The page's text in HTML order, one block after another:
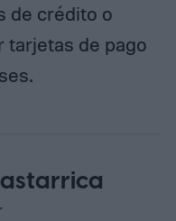
de crédito o
tarjetas de pago